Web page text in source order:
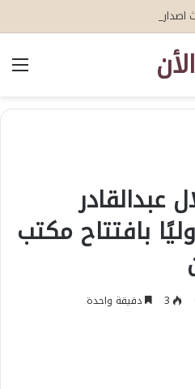
أبو عيطة )
عبدالقادر
بافتتاح مكتب
3 دقيقة واحدة